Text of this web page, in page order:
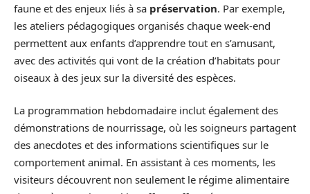
faune et des enjeux liés à sa préservation. Par exemple,
les ateliers pédagogiques organisés chaque week-end
permettent aux enfants d’apprendre tout en s’amusant,
avec des activités qui vont de la création d’habitats pour
oiseaux à des jeux sur la diversité des espèces.
La programmation hebdomadaire inclut également des
démonstrations de nourrissage, où les soigneurs partagent
des anecdotes et des informations scientifiques sur le
comportement animal. En assistant à ces moments, les
visiteurs découvrent non seulement le régime alimentaire